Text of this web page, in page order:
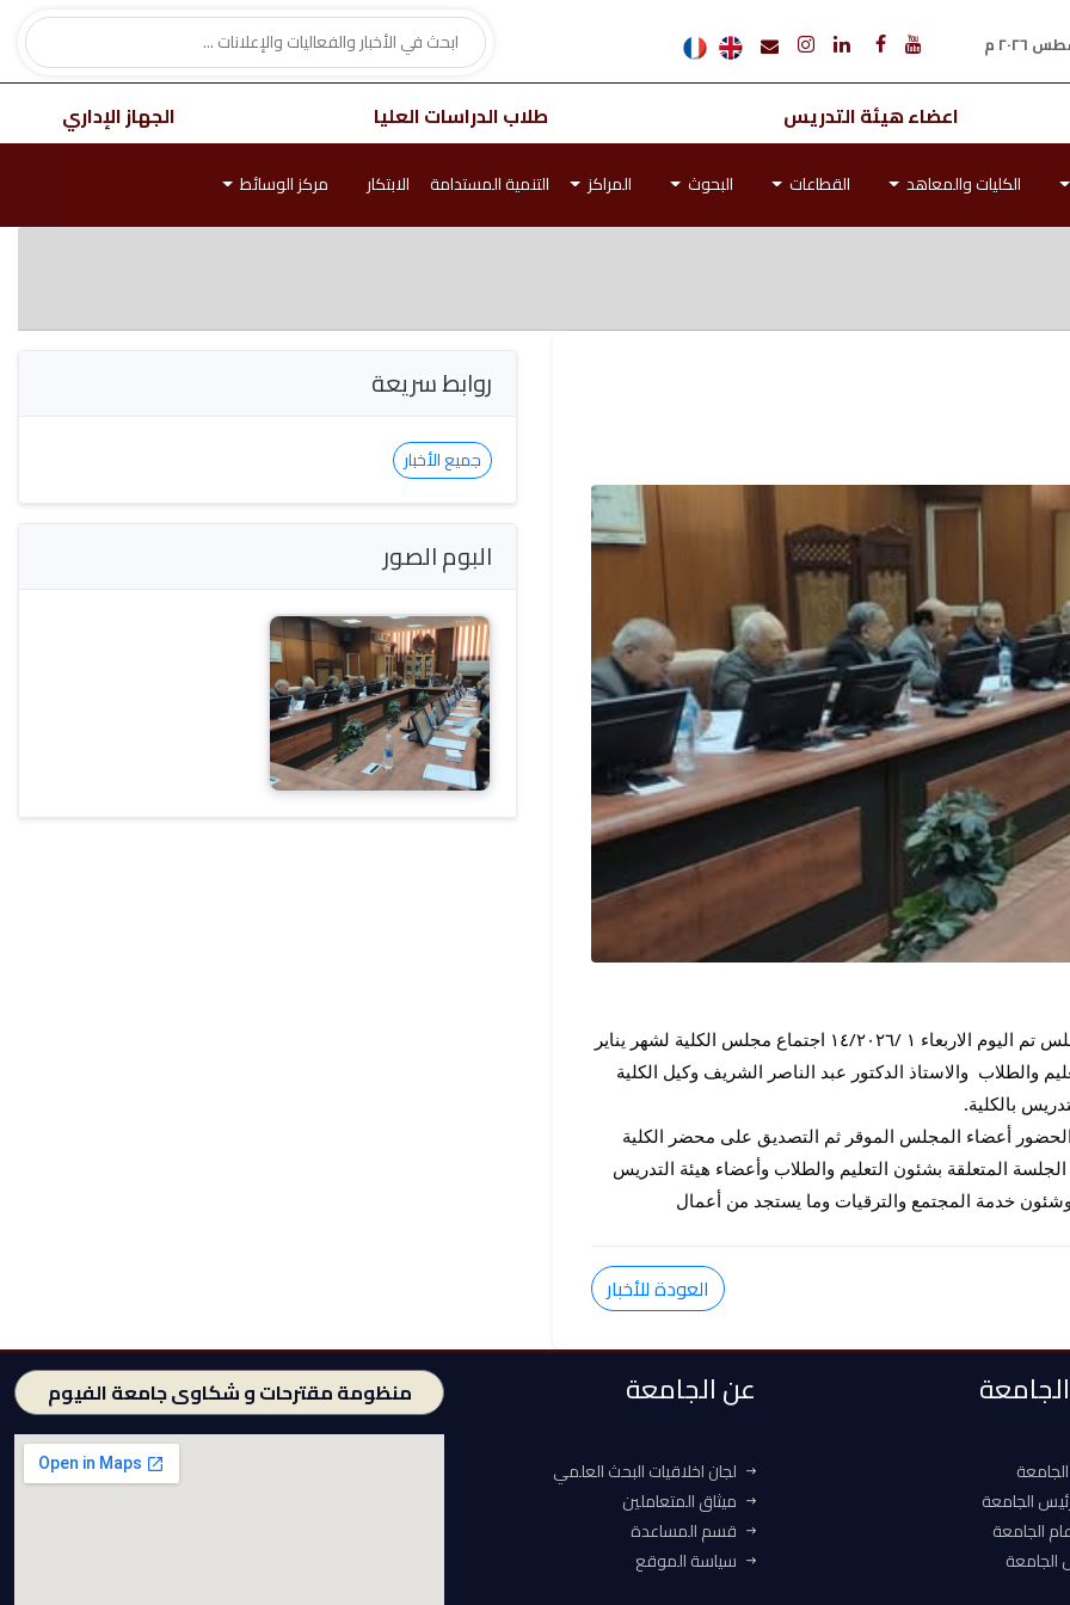
اعضاء هيئة التدريس طلاب الدراسات العليا الجهاز الإداري
الكليات والمعاهد القطاعات البحوث المراكز التنمية المستدامة الابتكار مركز الوسائط
بالكلية.
وشئون خدمة المجتمع والترقيات وما يستجد من أعمال
العودة للأخبار
روابط سريعة
جميع الأخبار
البوم الصور
الجامعة
الجامعة
عن الجامعة
لجان اخلاقيات البحث العلمي
ميثاق المتعاملين
قسم المساعدة
سياسة الموقع
منظومة مقترحات و شكاوى جامعة الفيوم